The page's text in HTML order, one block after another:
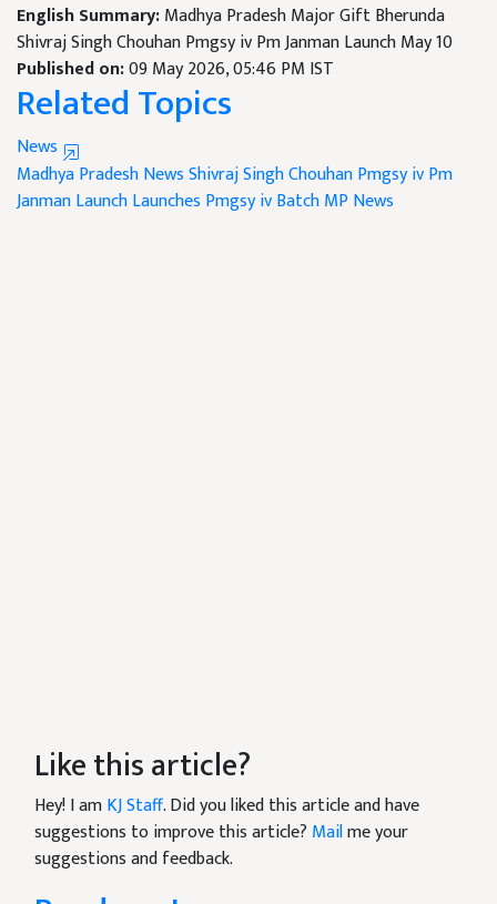
English Summary:Madhya Pradesh Major Gift Bherunda
Shivraj Singh Chouhan Pmgsy iv Pm Janman Launch May 10
Published on:09 May 2026, 05:46 PM IST
Related Topics
News
Madhya Pradesh NewsShivraj Singh ChouhanPmgsy iv Pm
Janman LaunchLaunches Pmgsy iv BatchMP News
Like this article?
Hey! I amKJ Staff. Did you liked this article and have
suggestions to improve this article? Mailme your
suggestions and feedback.